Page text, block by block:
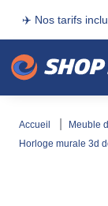
✈️ Nos tarifs
accueil meuble
horloge murale 3d